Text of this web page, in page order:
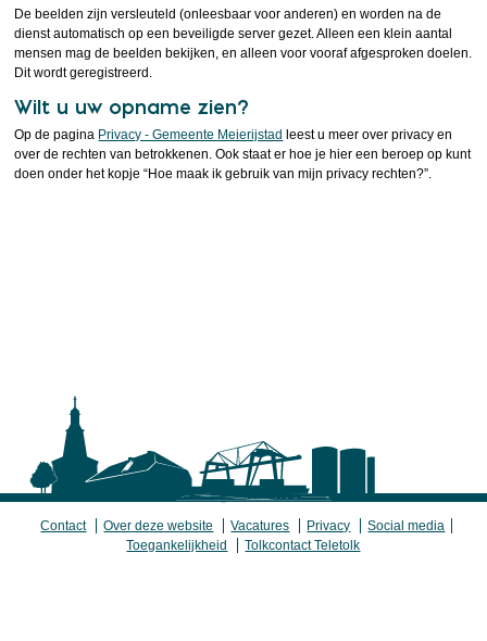
De beelden zijn versleuteld (onleesbaar voor anderen) en worden na de
dienst automatisch op een beveiligde server gezet. Alleen een klein aantal
mensen mag de beelden bekijken, en alleen voor vooraf afgesproken doelen.
Dit wordt geregistreerd.
Wilt u uw opname zien?
Op de pagina Privacy - Gemeente Meierijstad leest u meer over privacy en
over de rechten van betrokkenen. Ook staat er hoe je hier een beroep op kunt
doen onder het kopje “Hoe maak ik gebruik van mijn privacy rechten?”.
Contact Over deze website Vacatures Privacy
Social media
Toegankelijkheid
Tolkcontact Teletolk